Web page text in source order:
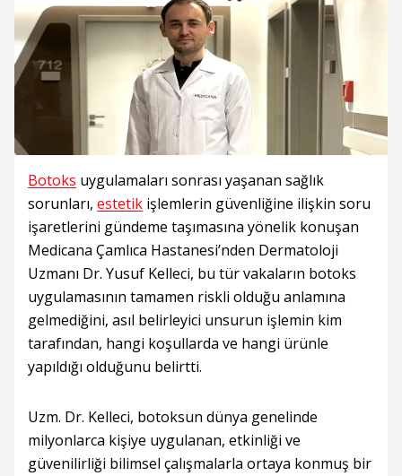
Botoks uygulamaları sonrası yaşanan sağlık
sorunları, estetik işlemlerin güvenliğine ilişkin soru
işaretlerini gündeme taşımasına yönelik konuşan
Medicana Çamlıca Hastanesi’nden Dermatoloji
Uzmanı Dr. Yusuf Kelleci, bu tür vakaların botoks
uygulamasının tamamen riskli olduğu anlamına
gelmediğini, asıl belirleyici unsurun işlemin kim
tarafından, hangi koşullarda ve hangi ürünle
yapıldığı olduğunu belirtti.
Uzm. Dr. Kelleci, botoksun dünya genelinde
milyonlarca kişiye uygulanan, etkinliği ve
güvenilirliği bilimsel çalışmalarla ortaya konmuş bir